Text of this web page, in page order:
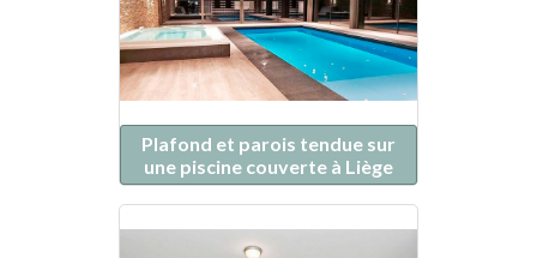
Plafond et parois tendue sur
une piscine couverte à Liège